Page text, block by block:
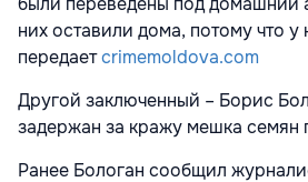
них оставили дома, потому что
передаетcrimemoldova.com
Другой заключенный – Борис
задержан за кражу мешка семян
Ранее Бологан сообщил